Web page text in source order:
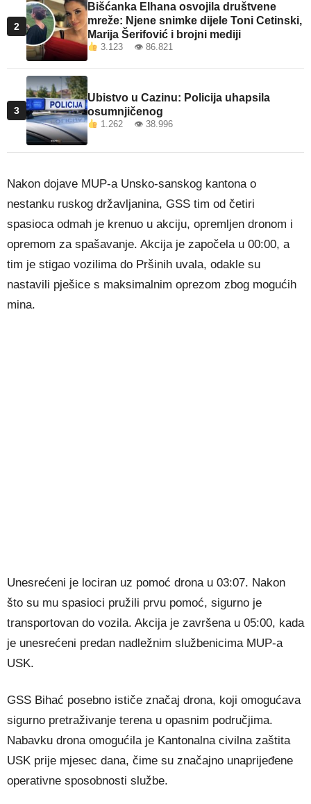
2
Bišćanka Elhana osvojila društvene
mreže: Njene snimke dijele Toni Cetinski,
Marija Šerifović i brojni mediji
3.123 👁 86.821
3
Ubistvo u Cazinu: Policija uhapsila
osumnjičenog
1.262 👁 38.996
Nakon dojave MUP-a Unsko-sanskog kantona o
nestanku ruskog državljanina, GSS tim od četiri
spasioca odmah je krenuo u akciju, opremljen dronom i
opremom za spašavanje. Akcija je započela u 00:00, a
tim je stigao vozilima do Pršinih uvala, odakle su
nastavili pješice s maksimalnim oprezom zbog mogućih
mina.
Unesrećeni je lociran uz pomoć drona u 03:07. Nakon
što su mu spasioci pružili prvu pomoć, sigurno je
transportovan do vozila. Akcija je završena u 05:00, kada
je unesrećeni predan nadležnim službenicima MUP-a
USK.
GSS Bihać posebno ističe značaj drona, koji omogućava
sigurno pretraživanje terena u opasnim područjima.
Nabavku drona omogućila je Kantonalna civilna zaštita
USK prije mjesec dana, čime su značajno unaprijeđene
operativne sposobnosti službe.